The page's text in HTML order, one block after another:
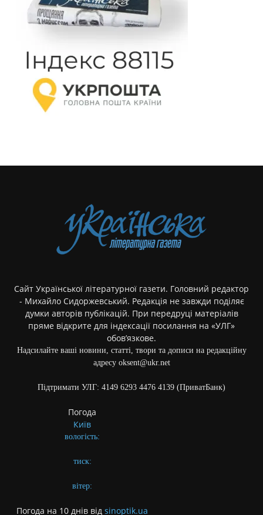
Сайт Української літературної газети. Головний редактор
- Михайло Сидоржевський. Редакція не завжди поділяє
думки авторів публікацій. При передруці матеріалів
пряме відкрите для індексації посилання на «УЛГ»
обов’язкове.
Надсилайте ваші новини, статті, твори та дописи на редакційну
адресу oksent@ukr.net
Підтримати УЛГ: 4149 6293 4476 4139 (ПриватБанк)
Погода
Київ
вологість:
тиск:
вітер:
Погода на 10 днів від sinoptik.ua